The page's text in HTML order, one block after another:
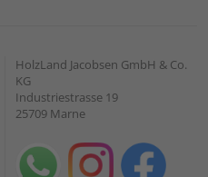
HolzLand Jacobsen GmbH & Co.
KG
Industriestrasse 19
25709 Marne